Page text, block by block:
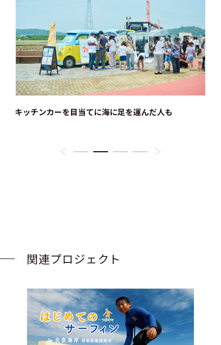
キッチンカーを目当てに海に足を運んだ人も
関連プロジェクト